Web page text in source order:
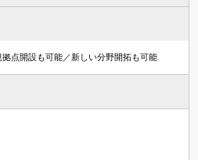
点開設も可能／新しい分野開拓も可能